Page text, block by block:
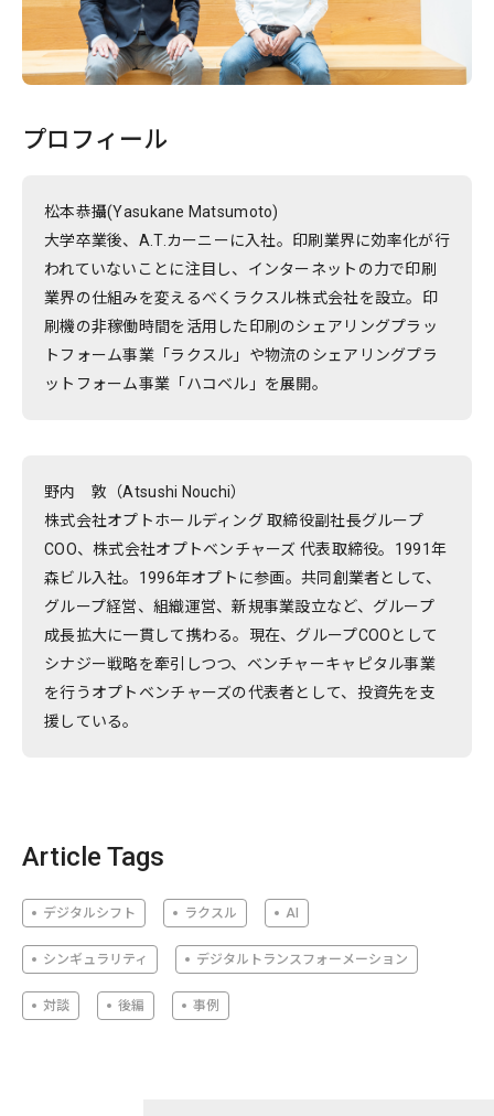
プロフィール
松本恭攝(Yasukane Matsumoto)
大学卒業後、A.T.カーニーに入社。印刷業界に効率化が行
われていないことに注目し、インターネットの力で印刷
業界の仕組みを変えるべくラクスル株式会社を設立。印
刷機の非稼働時間を活用した印刷のシェアリングプラッ
トフォーム事業「ラクスル」や物流のシェアリングプラ
ットフォーム事業「ハコベル」を展開。
野内 敦（Atsushi Nouchi）
株式会社オプトホールディング 取締役副社長グループ
COO、株式会社オプトベンチャーズ 代表取締役。1991年
森ビル入社。1996年オプトに参画。共同創業者として、
グループ経営、組織運営、新規事業設立など、グループ
成長拡大に一貫して携わる。現在、グループCOOとして
シナジー戦略を牽引しつつ、ベンチャーキャピタル事業
を行うオプトベンチャーズの代表者として、投資先を支
援している。
Article Tags
デジタルシフト ラクスル AI
シンギュラリティ デジタルトランスフォーメーション
対談 後編 事例